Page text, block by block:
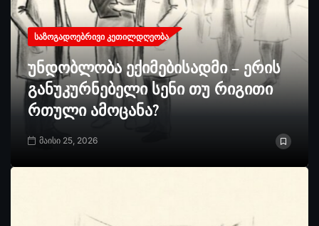
ᲡᲐᲖᲝᲒᲐᲓᲝᲔᲑᲠᲘᲕᲘ ᲙᲔᲗᲘᲚᲓᲦᲔᲝᲑᲐ
უნდობლობა ექიმებისადმი – ერის
განუკურნებელი სენი თუ რიგითი
რთული ამოცანა?
მაისი 25, 2026